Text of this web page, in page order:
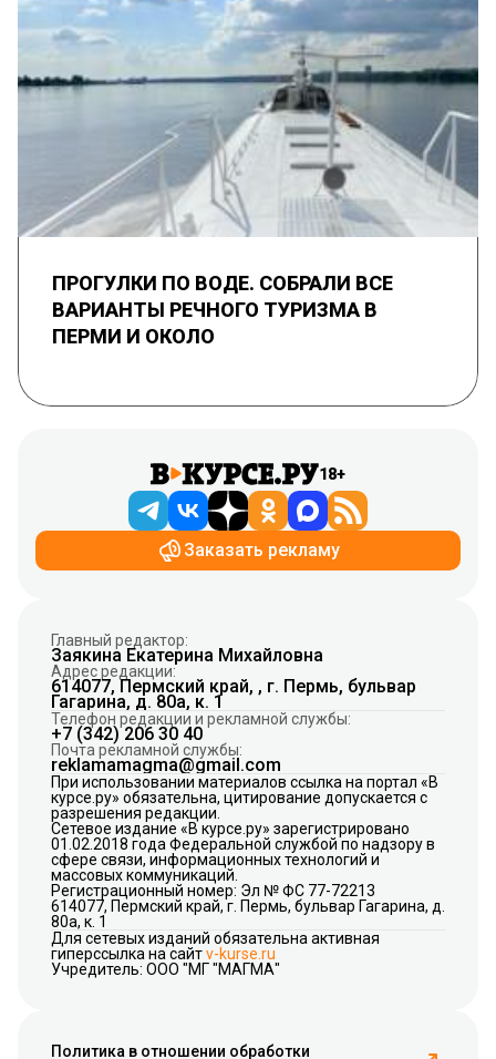
ПРОГУЛКИ ПО ВОДЕ. СОБРАЛИ ВСЕ
ВАРИАНТЫ РЕЧНОГО ТУРИЗМА В
ПЕРМИ И ОКОЛО
18+
Заказать рекламу
Главный редактор:
Заякина Екатерина Михайловна
Адрес редакции:
614077, Пермский край, , г. Пермь, бульвар
Гагарина, д. 80а, к. 1
Телефон редакции и рекламной службы:
+7 (342) 206 30 40
Почта рекламной службы:
reklamamagma@gmail.com
При использовании материалов ссылка на портал «В
курсе.ру» обязательна, цитирование допускается с
разрешения редакции.
Сетевое издание «В курсе.ру» зарегистрировано
01.02.2018 года Федеральной службой по надзору в
сфере связи, информационных технологий и
массовых коммуникаций.
Регистрационный номер: Эл № ФС 77-72213
614077, Пермский край, г. Пермь, бульвар Гагарина, д.
80а, к. 1
Для сетевых изданий обязательна активная
гиперссылка на сайтv-kurse.ru
Учредитель: ООО "МГ "МАГМА"
Политика в отношении обработки